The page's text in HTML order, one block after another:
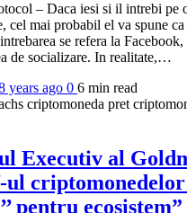
– Daca iesi si il intrebi pe
cel mai probabil el va spune
se refera la
de socializare. In realitate,…
years ago 0 6 min read
Executiv al
ul criptomonedelor
pentru ecosistem”